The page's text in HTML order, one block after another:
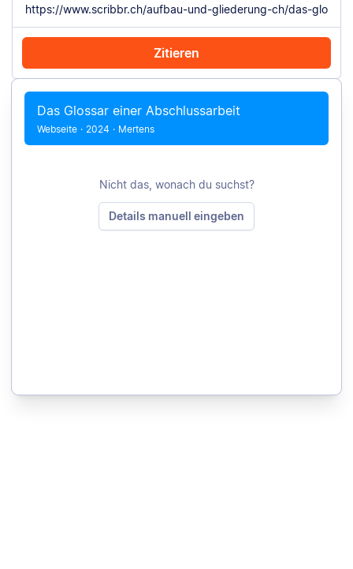
Zitieren
Mit Chrome zitieren Manuell zitieren
Das Glossar einer Abschlussarbeit
Webseite · 2024 · Mertens
Nicht das, wonach du suchst?
Details manuell eingeben